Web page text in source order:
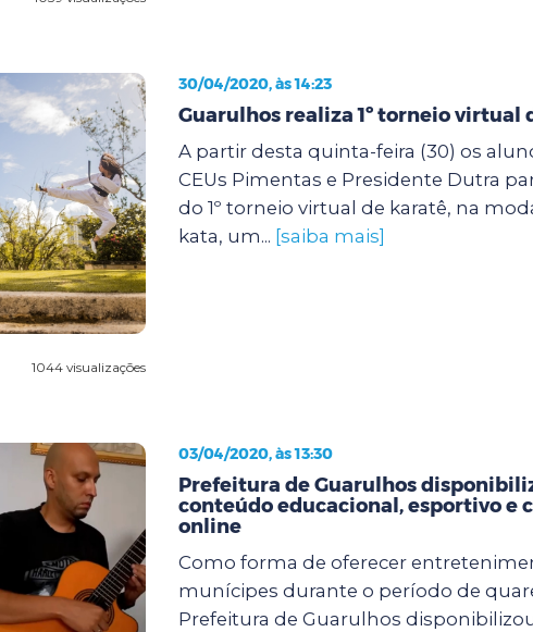
1044 visualizações
30/04/2020, às 14:23
Guarulhos realiza 1º torneio virtual
A partir desta quinta-feira (30) os
CEUs Pimentas e Presidente Dutra
do 1º torneio virtual de karatê, na
kata, um... [saiba mais]
03/04/2020, às 13:30
Prefeitura de Guarulhos
conteúdo educacional, esportivo e
online
Como forma de oferecer
munícipes durante o período de
Prefeitura de Guarulhos